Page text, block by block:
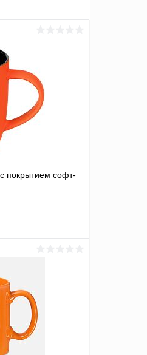
покрытием софт-
Сравнение
В наличии